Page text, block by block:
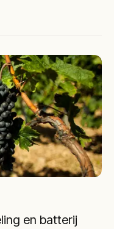
en batterij